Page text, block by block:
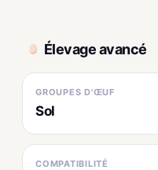
Élevage avancé
GROUPES D'ŒUF
Sol
COMPATIBILITÉ